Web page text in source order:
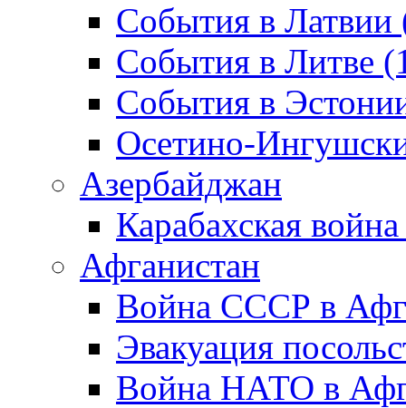
События в Латвии
События в Литве
События в
Осетино-
Азербайджан
Карабахская
Афганистан
Война СССР в
Эвакуация
Война НАТО в